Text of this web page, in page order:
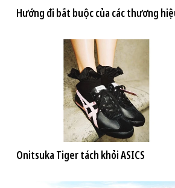
Hướng đi bắt buộc của các thương
Onitsuka Tiger tách khỏi ASICS